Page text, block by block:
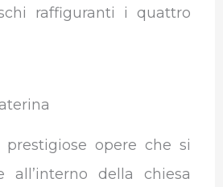
raffiguranti i quattro
opere che si
all’interno della chiesa